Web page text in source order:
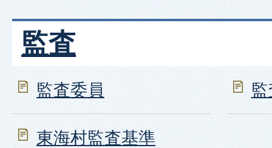
監査
監査委員
東海村監査基準